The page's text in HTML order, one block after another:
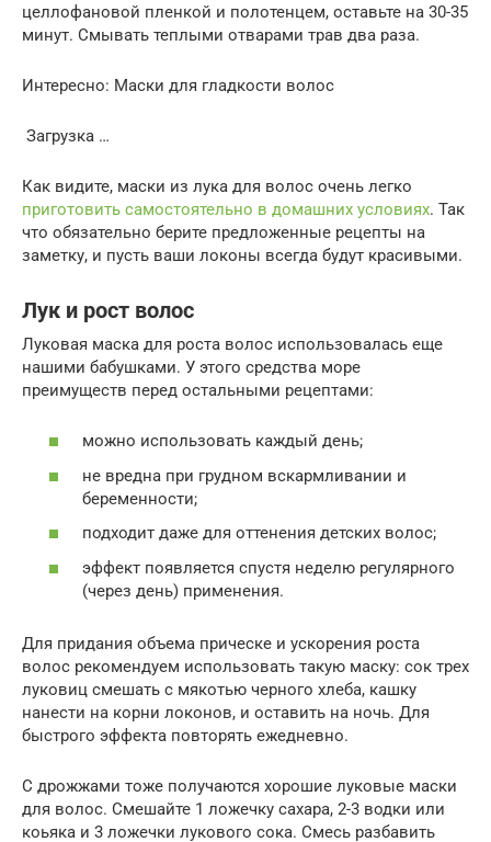
целлофановой пленкой и полотенцем, оставьте на 30-35
минут. Смывать теплыми отварами трав два раза.
Интересно: Маски для гладкости волос
Загрузка …
Как видите, маски из лука для волос очень легко
приготовить самостоятельно в домашних условиях. Так
что обязательно берите предложенные рецепты на
заметку, и пусть ваши локоны всегда будут красивыми.
Лук и рост волос
Луковая маска для роста волос использовалась еще
нашими бабушками. У этого средства море
преимуществ перед остальными рецептами:
можно использовать каждый день;
не вредна при грудном вскармливании и
беременности;
подходит даже для оттенения детских волос;
эффект появляется спустя неделю регулярного
(через день) применения.
Для придания объема прическе и ускорения роста
волос рекомендуем использовать такую маску: сок трех
луковиц смешать с мякотью черного хлеба, кашку
нанести на корни локонов, и оставить на ночь. Для
быстрого эффекта повторять ежедневно.
С дрожжами тоже получаются хорошие луковые маски
для волос. Смешайте 1 ложечку сахара, 2-3 водки или
коьяка и 3 ложечки лукового сока. Смесь разбавить